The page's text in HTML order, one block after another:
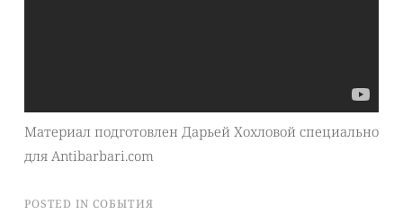
Материал подготовлен Дарьей Хохловой специально
для Antibarbari.com
POSTED IN СОБЫТИЯ